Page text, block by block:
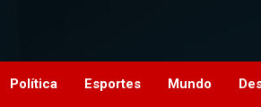
Política Esportes Mundo